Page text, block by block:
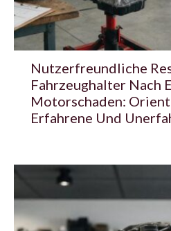
Nutzerfreundliche
Fahrzeughalter Nach
Motorschaden:
Erfahrene Und